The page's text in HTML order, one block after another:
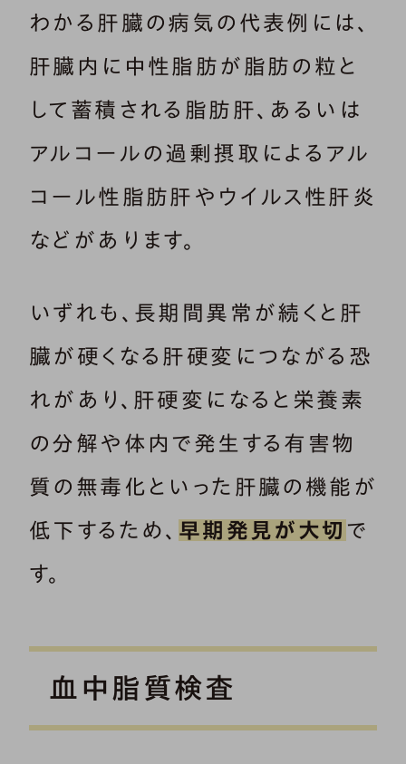
わかる肝臓の病気の代表例には、
肝臓内に中性脂肪が脂肪の粒と
して蓄積される脂肪肝、あるいは
アルコールの過剰摂取によるアル
コール性脂肪肝やウイルス性肝炎
などがあります。
いずれも、長期間異常が続くと肝
臓が硬くなる肝硬変につながる恐
れがあり、肝硬変になると栄養素
の分解や体内で発生する有害物
質の無毒化といった肝臓の機能が
低下するため、 早期発見が大切 で
す。
血中脂質検査